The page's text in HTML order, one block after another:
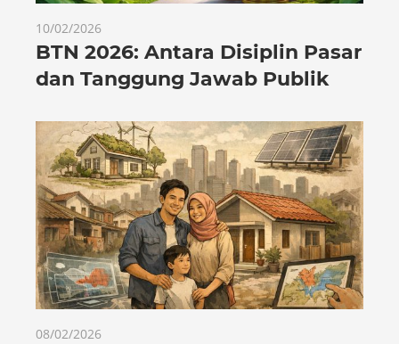
10/02/2026
BTN 2026: Antara Disiplin Pasar
dan Tanggung Jawab Publik
08/02/2026